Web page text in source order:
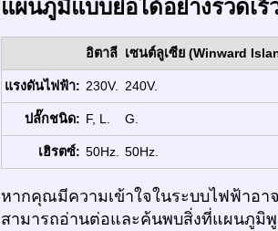
แผนภูมิแบบย่อได้อย่างรวดเร็
อิตาลี เซนต์ลูเซีย (Winward
แรงดันไฟฟ้า: 230V. 240V.
ปลั๊กชนิด: F, L. G.
เฮิรตซ์: 50Hz. 50Hz.
หากคุณมีความเข้าใจในระบบไฟฟ้าอ
สามารถอ่านต่อและค้นพบสิ่งที่แผนภูมิ